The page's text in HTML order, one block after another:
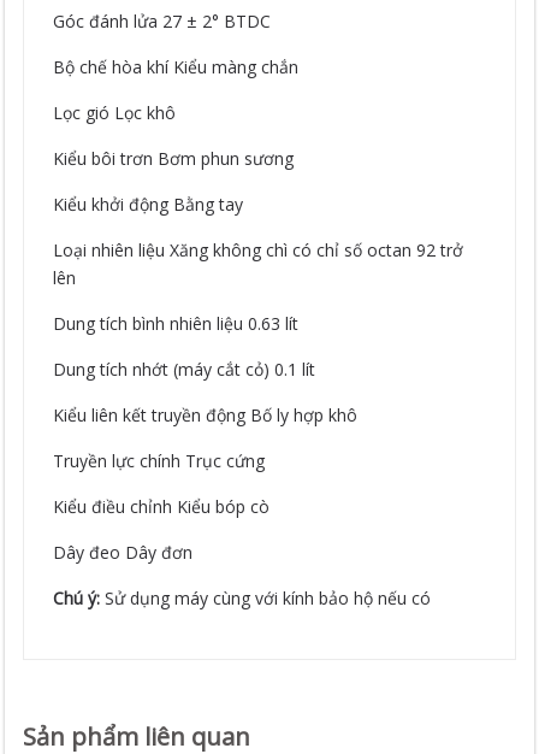
Góc đánh lửa 27 ± 2° BTDC
Bộ chế hòa khí Kiểu màng chắn
Lọc gió Lọc khô
Kiểu bôi trơn Bơm phun sương
Kiểu khởi động Bằng tay
Loại nhiên liệu Xăng không chì có chỉ số octan 92 trở
lên
Dung tích bình nhiên liệu 0.63 lít
Dung tích nhớt (máy cắt cỏ) 0.1 lít
Kiểu liên kết truyền động Bố ly hợp khô
Truyền lực chính Trục cứng
Kiểu điều chỉnh Kiểu bóp cò
Dây đeo Dây đơn
Chú ý:Sử dụng máy cùng với kính bảo hộ nếu có
Sản phẩm liên quan